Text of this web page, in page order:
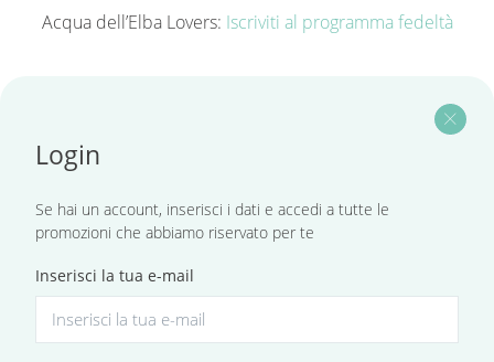
Acqua dell’Elba Lovers: Iscriviti al programma fedeltà
close
Login
Se hai un account, inserisci i dati e accedi a tutte le
promozioni che abbiamo riservato per te
Inserisci la tua e-mail